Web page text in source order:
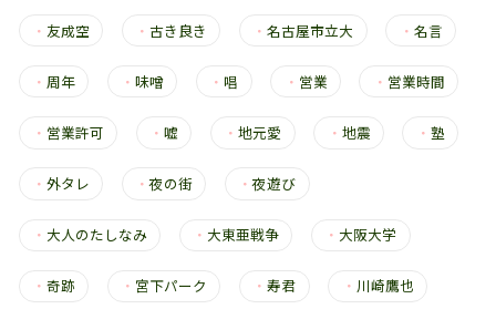
・ 友成空 ・古き良き ・名古屋市立大 ・ 名言
・ 周年 ・味噌 ・唱 ・ 営業 ・ 営業時間
・ 営業許可 ・嘘 ・地元愛 ・ 地震 ・ 塾
・ 外タレ ・夜の街 ・夜遊び
・ 大人のたしなみ ・ 大東亜戦争 ・ 大阪大学
・ 奇跡 ・ 宮下パーク ・寿君 ・ 川崎鷹也